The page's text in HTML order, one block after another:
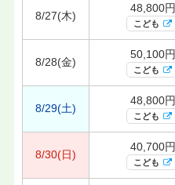
8/27(木)
48,800円
こども
8/28(金)
50,100円
こども
8/29(土)
48,800円
こども
8/30(日)
40,700円
こども